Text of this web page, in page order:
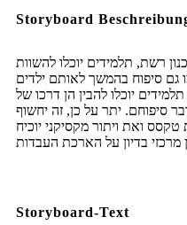
Storyboard
רשת, תלמידים יוכלו להשוות
סיפוח בהמשך לאותם ילדים
יוכלו להבין הן דרכו של
סיפוחם. יתר על כן, זה יחשוף
ואת ויתור מקסיקני יוכיח
Storyboard-Text